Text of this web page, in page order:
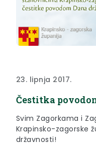
23. lipnja 2017.
Čestitka
Svim Zagorkama i
Krapinsko-zagorske
državnosti!